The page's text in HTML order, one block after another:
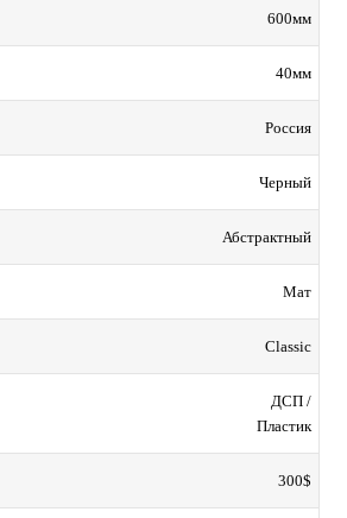
600мм
40мм
Россия
Черный
Абстрактный
Мат
Classic
ДСП /
Пластик
300$